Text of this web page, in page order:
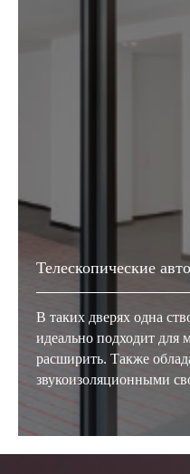
Телескопические
В таких дверях одна
идеально подходит для
расширить. Также
звукоизоляционными